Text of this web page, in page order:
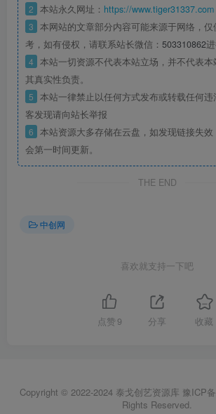
2 本站永久网址： https://www.tiger31337.com
3 本网站的文章部分内容可能来源于网络，
考，如有侵权，请联系站长微信： 503310862
4 本站一切资源不代表本站立场，并不代表
其真实性负责。
5 本站一律禁止以任何方式发布或转载任何
客发现请向站长举报
6 本站资源大多存储在云盘，如发现链接失
会第一时间更新。
THE END
中创网
喜欢就支持一下吧
点赞 9 分享 收藏
Copyright © 2022-2024 泰戈创艺资源库 豫ICP
Rights Reserved.